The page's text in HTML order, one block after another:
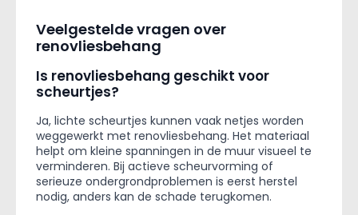
Veelgestelde vragen over
renovliesbehang
Is renovliesbehang geschikt voor
scheurtjes?
Ja, lichte scheurtjes kunnen vaak netjes worden
weggewerkt met renovliesbehang. Het materiaal
helpt om kleine spanningen in de muur visueel te
verminderen. Bij actieve scheurvorming of
serieuze ondergrondproblemen is eerst herstel
nodig, anders kan de schade terugkomen.